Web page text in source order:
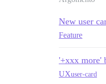
New user
Feature
'+xxx more'
UXuser-card